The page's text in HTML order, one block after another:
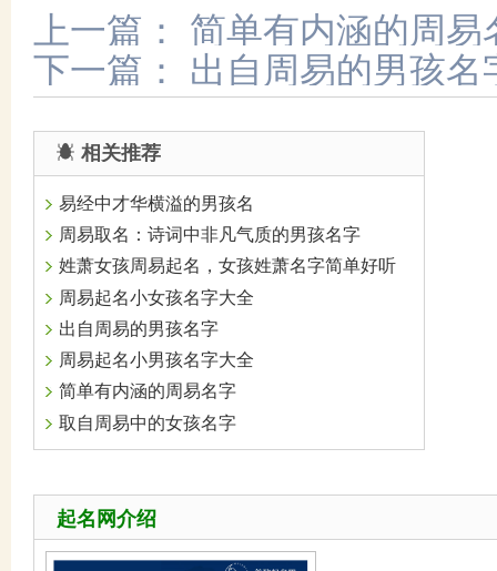
上一篇：
简单有内涵的周易
下一篇：
出自周易的男孩名
相关推荐
易经中才华横溢的男孩名
周易取名：诗词中非凡气质的男孩名字
姓萧女孩周易起名，女孩姓萧名字简单好听
周易起名小女孩名字大全
出自周易的男孩名字
周易起名小男孩名字大全
简单有内涵的周易名字
取自周易中的女孩名字
起名网介绍